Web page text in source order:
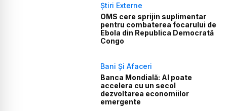
Știri Externe
OMS cere sprijin suplimentar
pentru combaterea focarului de
Ebola din Republica Democrată
Congo
Bani Și Afaceri
Banca Mondială: AI poate
accelera cu un secol
dezvoltarea economiilor
emergente